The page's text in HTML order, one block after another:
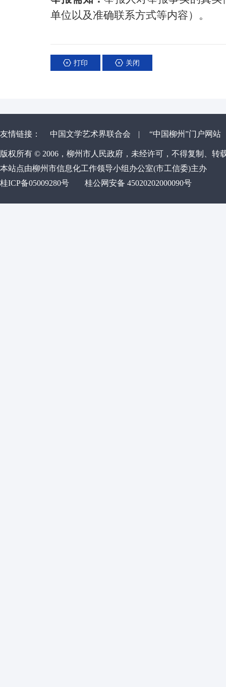
单位以及准确联系方式等内容）。
打印 关闭
友情链接： 中国文学艺术界联合会 | “中国柳州”门户网站
版权所有 © 2006，柳州市人民政府，未经许可，不得复制、转
本站点由柳州市信息化工作领导小组办公室(市工信委)主办
桂ICP备05009280号
桂公网安备 45020202000090号